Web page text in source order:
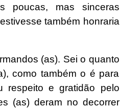
poucas, mas sinceras
também honraria
(as). Sei o quanto
como também o é para
respeito e gratidão pelo
(as) deram no decorrer